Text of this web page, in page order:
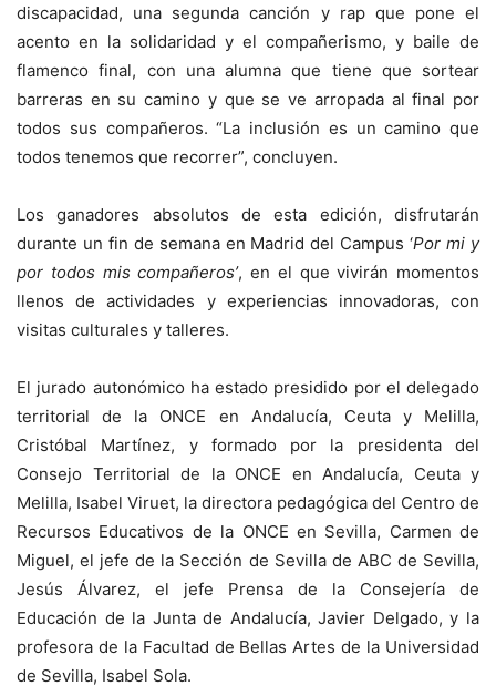
discapacidad, una segunda canción y rap que pone el
acento en la solidaridad y el compañerismo, y baile de
flamenco final, con una alumna que tiene que sortear
barreras en su camino y que se ve arropada al final por
todos sus compañeros. “La inclusión es un camino que
todos tenemos que recorrer”, concluyen.
Los ganadores absolutos de esta edición, disfrutarán
durante un fin de semana en Madrid del Campus ‘Por mi y
por todos mis compañeros’, en el que vivirán momentos
llenos de actividades y experiencias innovadoras, con
visitas culturales y talleres.
El jurado autonómico ha estado presidido por el delegado
territorial de la ONCE en Andalucía, Ceuta y Melilla,
Cristóbal Martínez, y formado por la presidenta del
Consejo Territorial de la ONCE en Andalucía, Ceuta y
Melilla, Isabel Viruet, la directora pedagógica del Centro de
Recursos Educativos de la ONCE en Sevilla, Carmen de
Miguel, el jefe de la Sección de Sevilla de ABC de Sevilla,
Jesús Álvarez, el jefe Prensa de la Consejería de
Educación de la Junta de Andalucía, Javier Delgado, y la
profesora de la Facultad de Bellas Artes de la Universidad
de Sevilla, Isabel Sola.